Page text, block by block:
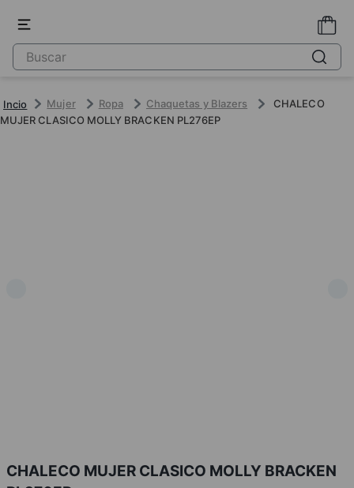
Mujer Ropa Chaquetas y Blazers
CHALECO
MUJER CLASICO MOLLY BRACKEN PL276EP
CHALECO MUJER CLASICO MOLLY BRACKEN